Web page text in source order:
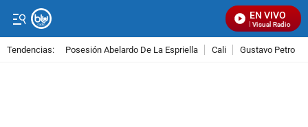
EN VIVO
Señal Visual Radio
Tendencias: Posesión Abelardo De La Espriella Cali Gustavo Petro